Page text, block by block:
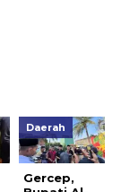
Daerah
Gercep,